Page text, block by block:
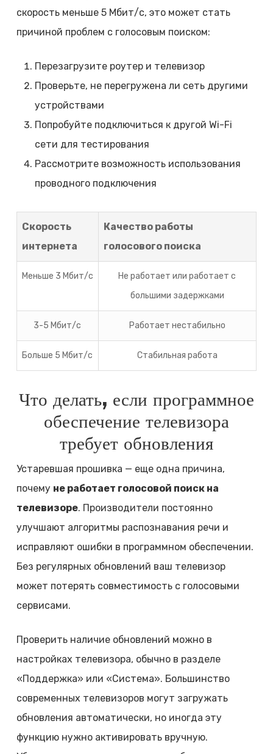
скорость меньше 5 Мбит/с, это может стать
причиной проблем с голосовым поиском:
Перезагрузите роутер и телевизор
Проверьте, не перегружена ли сеть другими
устройствами
Попробуйте подключиться к другой Wi-Fi
сети для тестирования
Рассмотрите возможность использования
проводного подключения
Скорость
интернета
Качество работы
голосового поиска
Меньше 3 Мбит/с
Не работает или работает с
большими задержками
3-5 Мбит/с Работает нестабильно
Больше 5 Мбит/с Стабильная работа
Что делать, если программное
обеспечение телевизора
требует обновления
Устаревшая прошивка — еще одна причина,
почему не работает голосовой поиск на
телевизоре. Производители постоянно
улучшают алгоритмы распознавания речи и
исправляют ошибки в программном обеспечении.
Без регулярных обновлений ваш телевизор
может потерять совместимость с голосовыми
сервисами.
Проверить наличие обновлений можно в
настройках телевизора, обычно в разделе
«Поддержка» или «Система». Большинство
современных телевизоров могут загружать
обновления автоматически, но иногда эту
функцию нужно активировать вручную.